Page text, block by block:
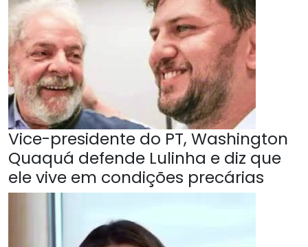
Vice-presidente do PT, Washington
Quaquá defende Lulinha e diz que
ele vive em condições precárias